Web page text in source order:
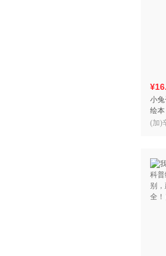
小兔
绘本
己的
(加)